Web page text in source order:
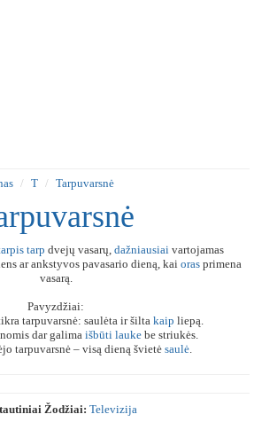
T Tarpuvarsnė
tarp dvejų vasarų, dažniausiai vartojamas
ar ankstyvos pavasario dieną, kai oras primena
vasarą.
Pavyzdžiai:
tarpuvarsnė: saulėta ir šilta kaip liepą.
dar galima išbūti lauke be striukės.
tarpuvarsnė – visą dieną švietė saulė.
Žodžiai: Televizija